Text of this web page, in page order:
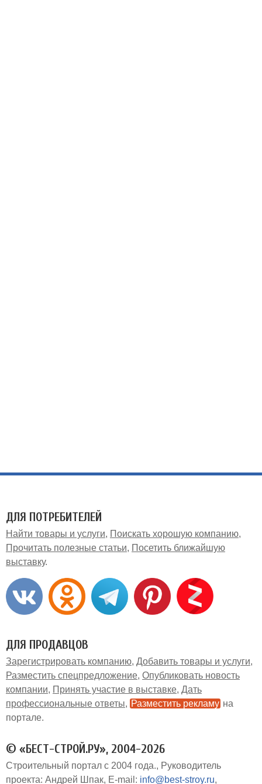
ДЛЯ ПОТРЕБИТЕЛЕЙ
Найти товары и услуги
Поискать хорошую компанию
Прочитать полезные статьи
Посетить ближайшую
выставку
ДЛЯ ПРОДАВЦОВ
Зарегистрировать компанию Добавить товары и услуги
Разместить спецпредложение Опубликовать новость
компании
Принять участие в выставке Дать
профессиональные ответы
Разместить рекламу на
портале
© «БЕСТ-СТРОЙ.РУ», 2004-2026
Строительный портал с 2004 года.
Руководитель
проекта: Андрей Шпак E-mail: info@best-stroy.ru